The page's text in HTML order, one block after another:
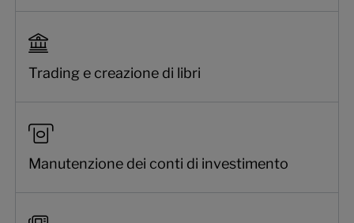
Trading e creazione di libri
Manutenzione dei conti di investimento